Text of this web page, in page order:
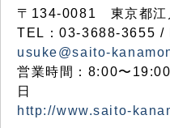
〒134-0081 東京都江
TEL：03-3688-3655 /
usuke@saito-
営業時間：8:00〜
日
http://www.saito-